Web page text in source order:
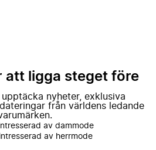
att ligga steget före
nyheter, exklusiva
från världens ledande
av dammode
av herrmode